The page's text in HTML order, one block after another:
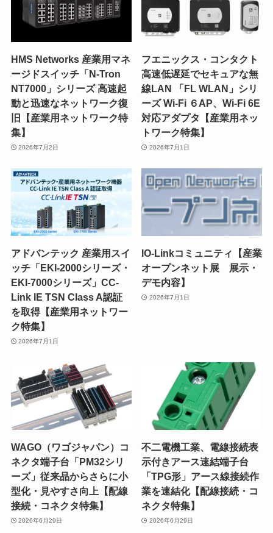
HMS Networks 産業用マネ
ージドスイッチ「N-Tron
NT7000」シリーズ 高速起
動と迅速なネットワーク復
旧【産業用ネットワーク特
集】
2026年7月2日
フエニックス・コンタクト
高速低遅延でセキュアな無
線LAN 「FL WLAN」シリ
ーズ Wi-Fi ６AP、Wi-Fi 6E
対応アダプタ【産業用ネッ
トワーク特集】
2026年7月1日
アドバンテック 産業用スイ
ッチ「EKI-2000シリーズ・
EKI-7000シリーズ」CC-
Link IE TSN Class A認証
を取得【産業用ネットワー
ク特集】
2026年7月1日
IO-Linkコミュニティ【産業
オープンネット展 展示・
デモ内容】
2026年7月1日
WAGO（ワゴジャパン）コ
ネクタ端子台「PM32シリ
ーズ」従来品からさらに小
型化・見やすさ向上【配線
接続・コネクタ特集】
2026年6月29日
不二電機工業、電線接続表
示付きアース速結端子台
「TPG形」アース線接続作
業を速結化【配線接続・コ
ネクタ特集】
2026年6月29日